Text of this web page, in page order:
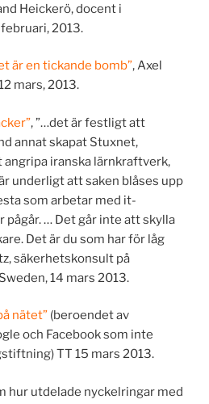
Heickerö, docent i
2013.
är en tickande bomb”, Axel
mars, 2013.
, ”…det är festligt att
annat skapat Stuxnet,
iranska lärnkraftverk,
underligt att saken blåses upp
som arbetar med it-
pågår. … Det går inte att skylla
Det är du som har för låg
säkerhetskonsult på
14 mars 2013.
nätet” (beroendet av
och Facebook som inte
TT 15 mars 2013.
hur utdelade nyckelringar med